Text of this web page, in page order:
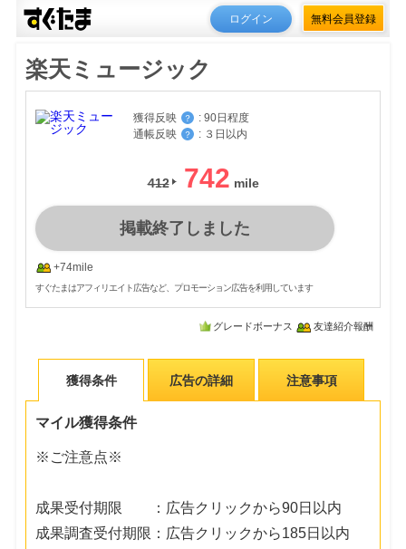
ログイン 無料会員登録
楽天ミュージック
獲得反映 ？ : 90日程度
通帳反映
？ : ３日以内
412 742
掲載終了しました
+74mile
すぐたまはアフィリエイト広告など、プロモーション広告を利用しています
グレードボーナス 友達紹介報酬
獲得条件 広告の詳細 注意事項
マイル獲得条件
※ご注意点※
成果受付期限 ：広告クリックから90日以内
成果調査受付期限：広告クリックから185日以内